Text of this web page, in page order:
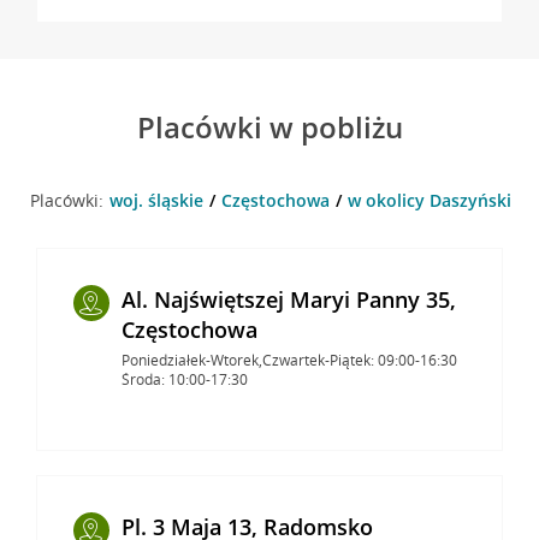
Placówki w pobliżu
Placówki: woj. śląskie Częstochowa w okolicy
Al. Najświętszej Maryi Panny 35,
Częstochowa
Poniedziałek-Wtorek,Czwartek-Piątek: 09:00-16:30
Środa: 10:00-17:30
Pl. 3 Maja 13, Radomsko